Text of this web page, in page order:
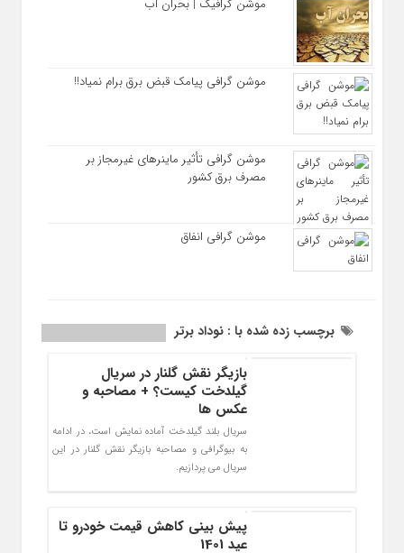
موشن گرافیک | بحران آب
موشن گرافی پیامک قبض برق برام نمیاد!!
موشن گرافی تأثیر ماینرهای غیرمجاز بر
مصرف برق کشور
موشن گرافی انفاق
برچسب زده شده با : نوداد برتر
بازیگر نقش گلنار در سریال
گیلدخت کیست؟ + مصاحبه و
عکس ها
سریال بلند گیلدخت آماده نمایش است، در ادامه
به بیوگرافی و مصاحبه بازیگر نقش گلنار در این
سریال می پردازیم.
پیش بینی کاهش قیمت خودرو تا
عید 1401